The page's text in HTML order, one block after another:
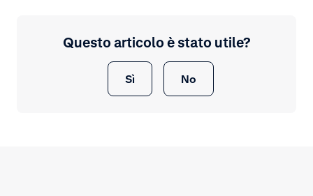
Questo articolo è stato utile?
Sì No